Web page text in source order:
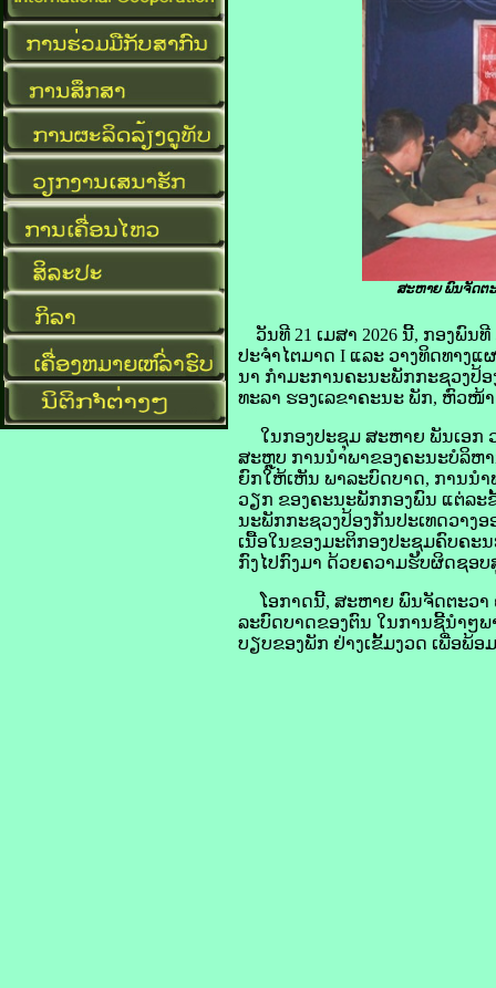
ສະຫາຍ ພົນຈັດຕ
ວັນທີ 21 ເມສາ 2026 ນີ້, ກອງພົ
ປະຈໍາໄຕມາດ I ແລະ ວາງທິດທາງ
ນາ ກຳມະການຄະນະພັກກະຊວງປ້
ທະລາ ຮອງເລຂາຄະນະ ພັກ, ຫົວໜ້
ໃນກອງປະຊຸມ ສະຫາຍ ພັນເອກ
ສະຫຼຸບ ການນຳພາຂອງຄະນະບໍລິຫາ
ຍົກໃຫ້ເຫັນ ພາລະບົດບາດ, ການນ
ວຽກ ຂອງຄະນະພັກກອງພົນ ແຕ່ລະ
ນະພັກກະຊວງປ້ອງກັນປະເທດວາງ
ເນື້ອໃນຂອງມະຕິກອງປະຊຸມຄົບຄະ
ກົງໄປກົງມາ ດ້ວຍຄວາມຮັບຜິດຊອບ
ໂອກາດນີ້, ສະຫາຍ ພົນຈັດຕະວາ
ລະບົດບາດຂອງຕົນ ໃນການຊີ້ນຳໆ
ບຽບຂອງພັກ ຢ່າງເຂັ້ມງວດ ເພື່ອພ້